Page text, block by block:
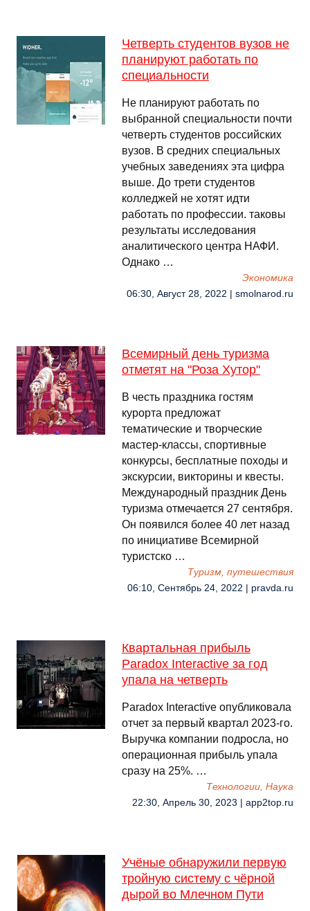
Четверть студентов вузов не
планируют работать по
специальности
Не планируют работать по
выбранной специальности почти
четверть студентов российских
вузов. В средних специальных
учебных заведениях эта цифра
выше. До трети студентов
колледжей не хотят идти
работать по профессии. таковы
результаты исследования
аналитического центра НАФИ.
Однако …
Экономика
06:30, Август 28, 2022 | smolnarod.ru
Всемирный день туризма
отметят на "Роза Хутор"
В честь праздника гостям
курорта предложат
тематические и творческие
мастер-классы, спортивные
конкурсы, бесплатные походы и
экскурсии, викторины и квесты.
Международный праздник День
туризма отмечается 27 сентября.
Он появился более 40 лет назад
по инициативе Всемирной
туристско …
Туризм, путешествия
06:10, Сентябрь 24, 2022 | pravda.ru
Квартальная прибыль
Paradox Interactive за год
упала на четверть
Paradox Interactive опубликовала
отчет за первый квартал 2023-го.
Выручка компании подросла, но
операционная прибыль упала
сразу на 25%. …
Технологии, Наука
22:30, Апрель 30, 2023 | app2top.ru
Учёные обнаружили первую
тройную систему с чёрной
дырой во Млечном Пути